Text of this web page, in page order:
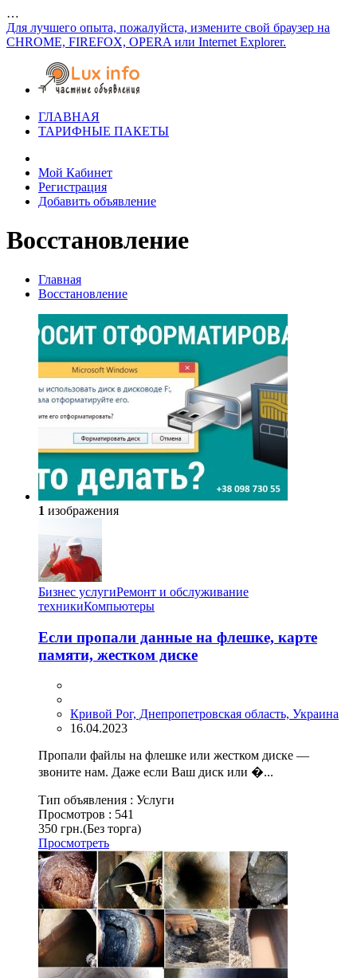
…
Для лучшего опыта, пожалуйста, измените свой браузер на
CHROME, FIREFOX, OPERA или Internet Explorer.
ГЛАВНАЯ
ТАРИФНЫЕ ПАКЕТЫ
Мой Кабинет
Регистрация
Добавить объявление
Восстановление
Главная
Восстановление
1 изображения
Бизнес услугиРемонт и обслуживание
техникиКомпьютеры
Если пропали данные на флешке, карте
памяти, жестком диске
Кривой Рог, Днепропетровская область, Украина
16.04.2023
Пропали файлы на флешке или жестком диске —
звоните нам. Даже если Ваш диск или �...
Тип объявления : Услуги
Просмотров : 541
350 грн.(Без торга)
Просмотреть